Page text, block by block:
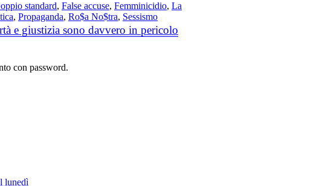
standard,False accuse,Femminicidio,La
,Propaganda,Ro$a No$tra, Sessismo
e giustizia sono davvero in pericolo
con password.
lunedì